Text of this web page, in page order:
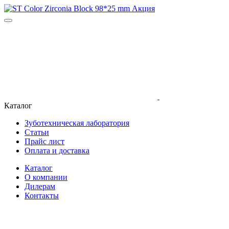
Каталог
Зуботехническая лаборатория
Статьи
Прайс лист
Оплата и доставка
Каталог
О компании
Дилерам
Контакты